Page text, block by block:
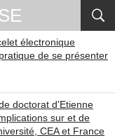
électronique
de se présenter
doctorat d'Etienne
sur et de
CEA et France